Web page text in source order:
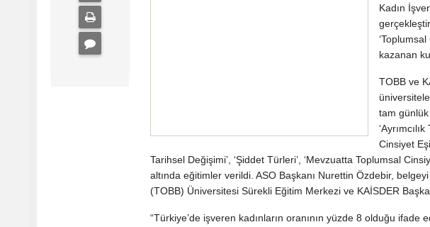
Kadın
kazanan
TOBB ve
tam günlük
Cinsiyet
Tarihsel Değişimi’, ‘Şiddet Türleri’, ‘Mevzuatta Toplumsal
altında eğitimler verildi. ASO Başkanı Nurettin Özdebir,
(TOBB) Üniversitesi Sürekli Eğitim Merkezi ve KAİSDER
“Türkiye’de işveren kadınların oranının yüzde 8 olduğu ifade